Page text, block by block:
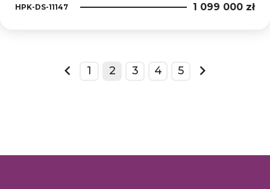
HPK-DS-11147 1 099 000 zł
prev
1 2 3 4 5
next